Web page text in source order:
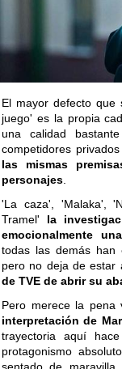
El mayor defecto
juego' es la propia
una calidad
competidores
las mismas
personajes
'La caza', 'Malaka',
Tramel' la
emocionalmente
todas las demás han
pero no deja de estar
de TVE de abrir su
Pero merece la
interpretación de
trayectoria aquí
protagonismo
sentado de